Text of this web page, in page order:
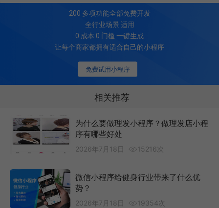
免费试用小程序
200 多项功能全部免费开发
全行业场景 适用
0 成本 0 门槛 一键生成
让每个商家都拥有适合自己的小程序
相关推荐
为什么要做理发小程序？做理发店小程
序有哪些好处
2026年7月18日 15216次
微信小程序给健身行业带来了什么优
势？
2026年7月18日 19354次